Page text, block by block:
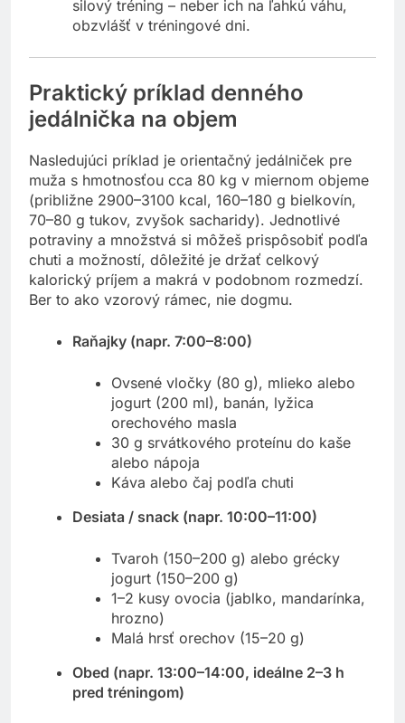
silový tréning – neber ich na ľahkú váhu,
obzvlášť v tréningové dni.
Praktický príklad denného
jedálnička na objem
Nasledujúci príklad je orientačný jedálniček pre
muža s hmotnosťou cca 80 kg v miernom objeme
(približne 2900–3100 kcal, 160–180 g bielkovín,
70–80 g tukov, zvyšok sacharidy). Jednotlivé
potraviny a množstvá si môžeš prispôsobiť podľa
chuti a možností, dôležité je držať celkový
kalorický príjem a makrá v podobnom rozmedzí.
Ber to ako vzorový rámec, nie dogmu.
Raňajky (napr. 7:00–8:00)
Ovsené vločky (80 g), mlieko alebo
jogurt (200 ml), banán, lyžica
orechového masla
30 g srvátkového proteínu do kaše
alebo nápoja
Káva alebo čaj podľa chuti
Desiata / snack (napr. 10:00–11:00)
Tvaroh (150–200 g) alebo grécky
jogurt (150–200 g)
1–2 kusy ovocia (jablko, mandarínka,
hrozno)
Malá hrsť orechov (15–20 g)
Obed (napr. 13:00–14:00, ideálne 2–3 h
pred tréningom)